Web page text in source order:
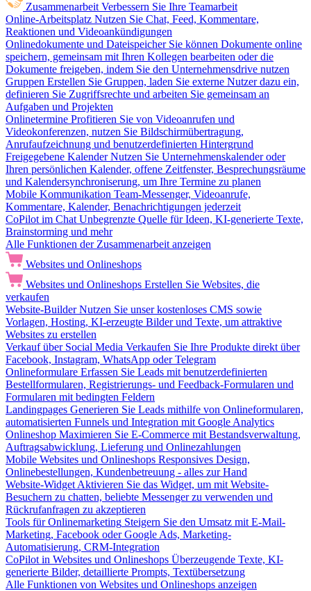
Zusammenarbeit Verbessern Sie Ihre Teamarbeit
Online-Arbeitsplatz Nutzen Sie Chat, Feed, Kommentare,
Reaktionen und Videoankündigungen
Onlinedokumente und Dateispeicher Sie können Dokumente online
speichern, gemeinsam mit Ihren Kollegen bearbeiten oder die
Dokumente freigeben, indem Sie den Unternehmensdrive nutzen
Gruppen Erstellen Sie Gruppen, laden Sie externe Nutzer dazu ein,
definieren Sie Zugriffsrechte und arbeiten Sie gemeinsam an
Aufgaben und Projekten
Onlinetermine Profitieren Sie von Videoanrufen und
Videokonferenzen, nutzen Sie Bildschirmübertragung,
Anrufaufzeichnung und benutzerdefinierten Hintergrund
Freigegebene Kalender Nutzen Sie Unternehmenskalender oder
Ihren persönlichen Kalender, offene Zeitfenster, Besprechungsräume
und Kalendersynchroniserung, um Ihre Termine zu planen
Mobile Kommunikation Team-Messenger, Videoanrufe,
Kommentare, Kalender, Benachrichtigungen jederzeit
CoPilot im Chat Unbegrenzte Quelle für Ideen, KI-generierte Texte,
Brainstorming und mehr
Alle Funktionen der Zusammenarbeit anzeigen
Websites und Onlineshops
Websites und Onlineshops Erstellen Sie Websites, die
verkaufen
Website-Builder Nutzen Sie unser kostenloses CMS sowie
Vorlagen, Hosting, KI-erzeugte Bilder und Texte, um attraktive
Websites zu erstellen
Verkauf über Social Media Verkaufen Sie Ihre Produkte direkt über
Facebook, Instagram, WhatsApp oder Telegram
Onlineformulare Erfassen Sie Leads mit benutzerdefinierten
Bestellformularen, Registrierungs- und Feedback-Formularen und
Formularen mit bedingten Feldern
Landingpages Generieren Sie Leads mithilfe von Onlineformularen,
automatisierten Funnels und Integration mit Google Analytics
Onlineshop Maximieren Sie E-Commerce mit Bestandsverwaltung,
Auftragsabwicklung, Lieferung und Onlinezahlungen
Mobile Websites und Onlineshops Responsives Design,
Onlinebestellungen, Kundenbetreuung - alles zur Hand
Website-Widget Aktivieren Sie das Widget, um mit Website-
Besuchern zu chatten, beliebte Messenger zu verwenden und
Rückrufanfragen zu akzeptieren
Tools für Onlinemarketing Steigern Sie den Umsatz mit E-Mail-
Marketing, Facebook oder Google Ads, Marketing-
Automatisierung, CRM-Integration
CoPilot in Websites und Onlineshops Überzeugende Texte, KI-
generierte Bilder, detaillierte Prompts, Textübersetzung
Alle Funktionen von Websites und Onlineshops anzeigen